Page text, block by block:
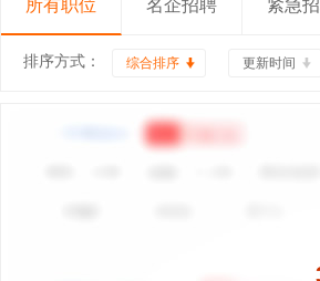
所有职位 名企招聘 紧急
排序方式： 综合排序 更新时间